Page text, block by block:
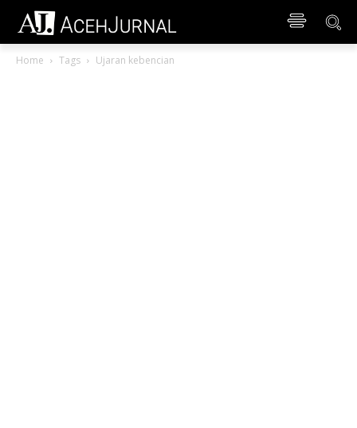
Home Tags Ujaran kebencian